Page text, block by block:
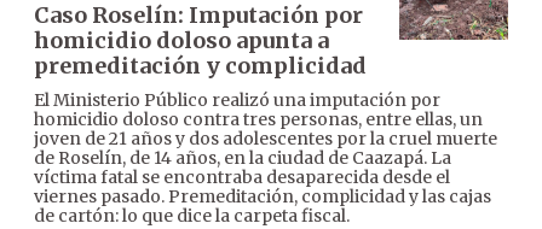
Caso Roselín: Imputación por
homicidio doloso apunta a
premeditación y complicidad
El Ministerio Público realizó una imputación por
homicidio doloso contra tres personas, entre ellas, un
joven de 21 años y dos adolescentes por la cruel muerte
de Roselín, de 14 años, en la ciudad de Caazapá. La
víctima fatal se encontraba desaparecida desde el
viernes pasado. Premeditación, complicidad y las cajas
de cartón: lo que dice la carpeta fiscal.